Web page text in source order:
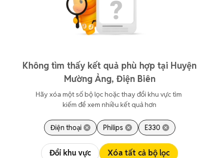
Không tìm thấy kết quả phù hợp tại Huyện
Mường Ảng, Điện Biên
Hãy xóa một số bộ lọc hoặc thay đổi khu vực tìm
kiếm để xem nhiều kết quả hơn
Điện thoại Philips E330
Đổi khu vực Xóa tất cả bộ lọc